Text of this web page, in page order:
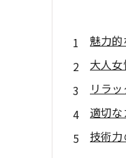
魅力
大人
リラ
適切
技術